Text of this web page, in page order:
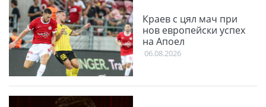
Краев с цял мач при
нов европейски успех
на Апоел
06.08.2026